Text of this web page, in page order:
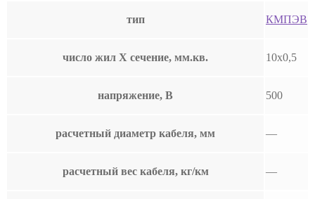
тип КМПЭВ
число жил Х сечение, мм.кв. 10х0,5
напряжение, В 500
расчетный диаметр кабеля, мм —
расчетный вес кабеля, кг/км —